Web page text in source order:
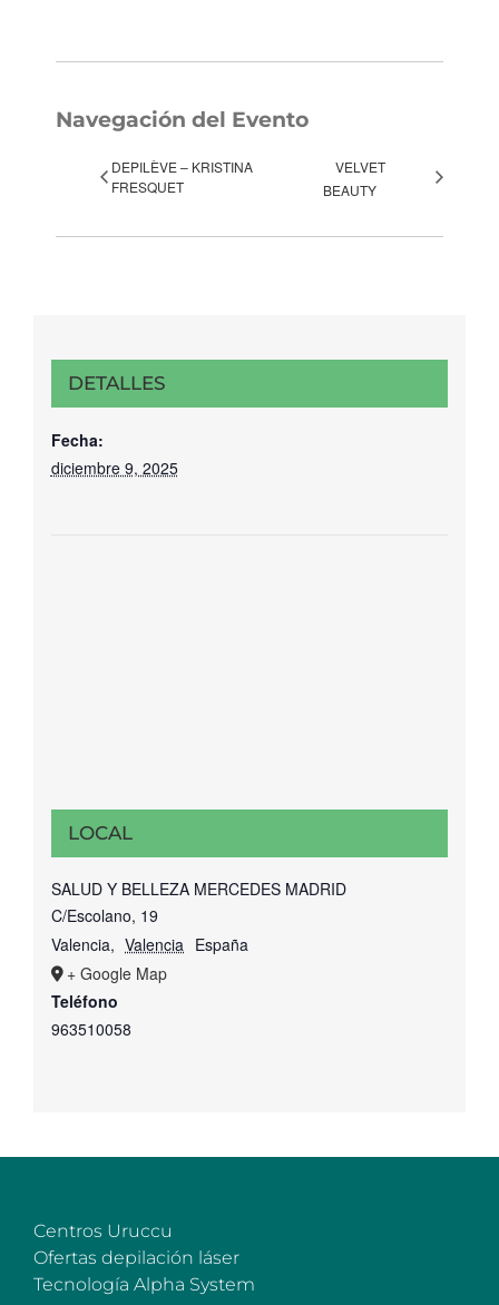
Navegación del Evento
DEPILÈVE – KRISTINA
FRESQUET
VELVET
BEAUTY
DETALLES
Fecha:
diciembre 9, 2025
LOCAL
SALUD Y BELLEZA MERCEDES MADRID
C/Escolano, 19
Valencia, Valencia España
+ Google Map
Teléfono
963510058
Centros Uruccu
Ofertas depilación láser
Tecnología Alpha System